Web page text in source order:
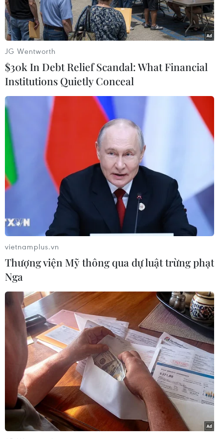
Julianne Moore. (Nguồn: labiennale.org)
Nữ diễn viên nổi tiếng người Mỹ Julianne
Moore vừa được chọn làm Chủ tịch Hội đồng
giám khảo tại Liên hoan phim quốc tế Venice
2022 vào tháng 9.
Trong thông báo ngày 15/7, Ban tổ chức Liên
hoan phim Venice cho biết nữ diễn viên
Julianna Moore sẽ giữ cương vị người đứng đầu
hội đồng giám khảo gồm 6 thành viên để chọn
ra tác phẩm đoạt giải Sư tử vàng danh giá.
Julianne Moore, 61 tuổi, là một nữ diễn viên nổi
tiếng người Mỹ và là tác giả sách thiếu nhi.
Trong suốt sự nghiệp của mình, bà đã được đề
cử 4 giải Oscar, 6 giải Quả cầu vàng, 3 giải của
Viện Hàn lâm Nghệ thuật Điện ảnh và Truyền
hình Anh (BAFTA) và 9 giải thưởng của Hiệp hội
Diễn viên Màn ảnh.
[Nữ đạo diễn người Pháp giành tượng Sư tử
Vàng tại LHP Venice]
JG Wentworth
$30k In Debt Relief Scandal: What Financial
Institutions Quietly Conceal
vietnamplus.vn
Thượng viện Mỹ thông qua dự luật trừng phạt
Nga